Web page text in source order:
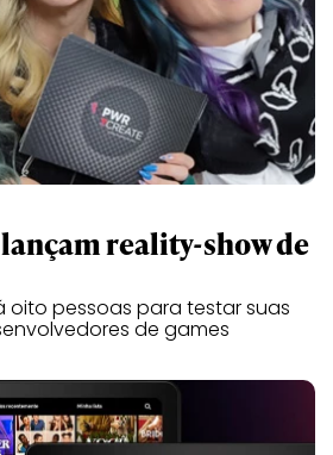
reality-show de
oito pessoas para testar suas
de games